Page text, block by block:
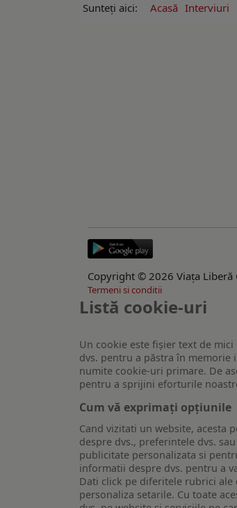
Sunteți aici: Acasă Interviuri
Copyright © 2026 Viaţa Liberă
Termeni si conditii
Listă cookie-uri
Un cookie este fişier text de
dvs. pentru a păstra în memorie
numite cookie-uri primare. De
pentru a sprijini eforturile
Cum vă exprimați opțiunile
Cand vizitati un website, acesta
despre dvs., preferintele dvs.
publicitate personalizata si
informatii despre dvs. pentru a
Dati click pe diferitele rubrici
personaliza setarile. Cu toate